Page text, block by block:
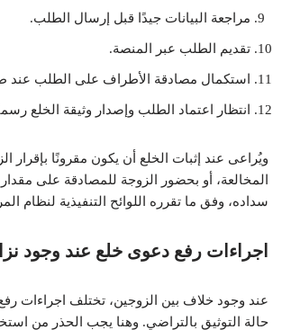
مراجعة البيانات جيدًا قبل إرسال الطلب.
تقديم الطلب عبر المنصة.
استكمال مصادقة الأطراف على الطلب عند
انتظار اعتماد الطلب وإصدار وثيقة الخلع
ويُراعى عند إثبات الخلع أن يكون مقرونًا
المخالعة، أو بحضور الزوجة للمصادقة على
سداده، وفق ما تقرره اللوائح التنفيذية لنظام
اجراءات رفع دعوى خلع عند وجود
عند وجود خلاف بين الزوجين، تختلف اجراءات
حالة التوثيق بالتراضي. وهنا يجب الحذر من